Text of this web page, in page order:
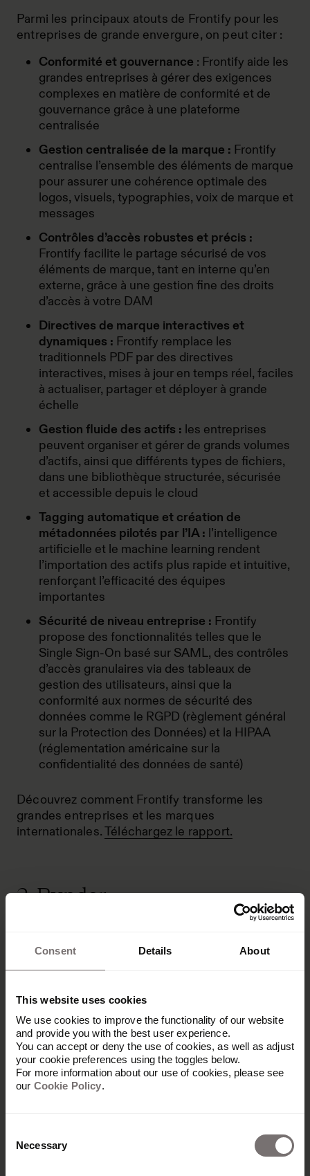
Consent Details About
This website uses cookies
We use cookies to improve the functionality of our website
and provide you with the best user experience.
You can accept or deny the use of cookies, as well as adjust
your cookie preferences using the toggles below.
For more information about our use of cookies, please see
our Cookie Policy.
Selection
Necessary
Parmi les principaux atouts de Frontify pour les
entreprises de grande envergure, on peut citer :
Conformité et gouvernance : Frontify aide les
grandes entreprises à gérer des exigences
complexes en matière de conformité et de
gouvernance grâce à une plateforme
centralisée
Gestion centralisée de la marque : Frontify
centralise l’ensemble des éléments de marque
pour assurer une cohérence optimale des
logos, visuels, typographies, voix de marque et
messages
Contrôles d’accès robustes et précis :
Frontify facilite le partage sécurisé de vos
éléments de marque, tant en interne qu’en
externe, grâce à une gestion fine des droits
d’accès à votre DAM
Directives de marque interactives et
dynamiques : Frontify remplace les
traditionnels PDF par des directives
interactives, mises à jour en temps réel, faciles
à actualiser, partager et déployer à grande
échelle
Gestion fluide des actifs : les entreprises
peuvent organiser et gérer de grands volumes
d’actifs, ainsi que différents types de fichiers,
dans une bibliothèque structurée, sécurisée
et accessible depuis le cloud
Tagging automatique et création de
métadonnées pilotés par l’IA : l’intelligence
artificielle et le machine learning rendent
l’importation des actifs plus rapide et intuitive,
renforçant l’efficacité des équipes
importantes
Sécurité de niveau entreprise : Frontify
propose des fonctionnalités telles que le
Single Sign-On basé sur SAML, des contrôles
d’accès granulaires via des tableaux de
gestion des utilisateurs, ainsi que la
conformité aux normes de sécurité des
données comme le RGPD (règlement général
sur la Protection des Données) et la HIPAA
(réglementation américaine sur la
confidentialité des données de santé)
Découvrez comment Frontify transforme les
grandes entreprises et les marques
internationales.Téléchargez le rapport.
2. Bynder
entreprises à gérer efficacement leurs fichiers de
marque. Des PME aux grandes multinationales,
plébiscités. Lancé en 2013, Bynder s’est
rapidement imposé comme un acteur de
référence dans le secteur du DAM.
Fonctionnalités phares
Bynder propose plusieurs fonctionnalités pour
aider les entreprises à gérer leurs fichiers